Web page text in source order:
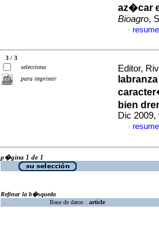
az�car
Bioagro,
·
3 / 3
selecciona
para imprimir
Editor,
bien
Dic 2009,
·
p�gina 1 de 1
Refinar la b�squeda
Base de datos : article